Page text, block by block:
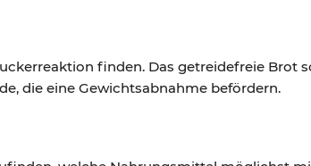
finden. Das getreidefreie Brot
die eine Gewichtsabnahme befördern.